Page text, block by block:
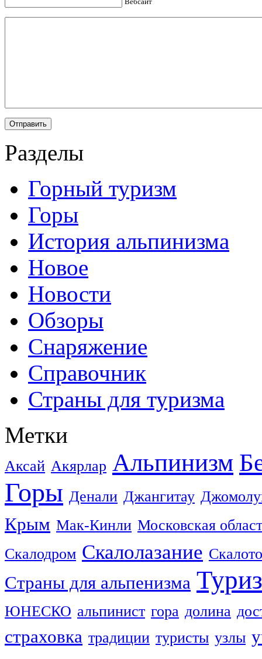
Разделы
Горный туризм
Горы
История альпинизма
Новое
Новости
Обзоры
Снаряжение
Справочник
Страны для туризма
Метки
Аксай Акярлар Альпинизм
Горы Денали Джангитау
Крым Мак-Кинли Московская
Скалодром Скалолазание
Страны для альпенизма
ЮНЕСКО альпинист гора долина
страховка традиции туристы узлы